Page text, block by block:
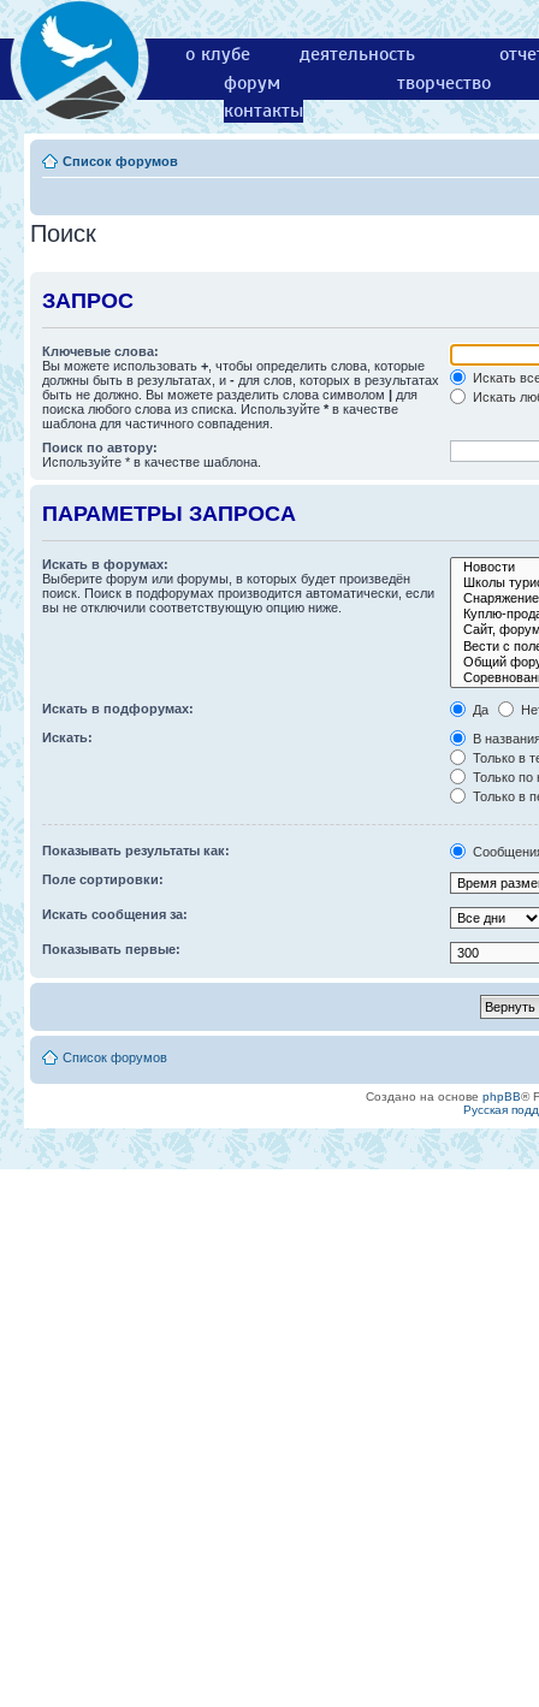
о клубе деятельность
форум
творчество
контакты
Список форумов
Поиск
ЗАПРОС
Ключевые слова:
Вы можете использовать + , чтобы определить слова, которые
должны быть в результатах, и - для слов, которых в результатах
быть не должно. Вы можете разделить слова символом | для
поиска любого слова из списка. Используйте * в качестве
шаблона для частичного совпадения.
Искать
Искать
Поиск по автору:
Используйте * в качестве шаблона.
ПАРАМЕТРЫ ЗАПРОСА
Искать в форумах:
Выберите форум или форумы, в которых будет произведён
поиск. Поиск в подфорумах производится автоматически, если
вы не отключили соответствующую опцию ниже.
Искать в подфорумах: Да
Искать:
В
Только в
Только по
Только в
Показывать результаты как:
Поле сортировки:
Искать сообщения за:
Показывать первые:
Список форумов
Создано на основе phpBB®
Русская